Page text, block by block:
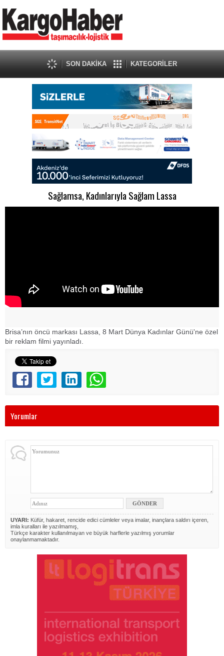
SON DAKİKA KATEGORİLER
Sağlamsa, Kadınlarıyla Sağlam Lassa
Brisa’nın öncü markası Lassa, 8 Mart Dünya Kadınlar Günü'ne özel
bir reklam filmi yayınladı.
Yorumlar
UYARI: Küfür, hakaret, rencide edici cümleler veya imalar, inançlara saldırı içeren,
imla kuralları ile yazılmamış,
Türkçe karakter kullanılmayan ve büyük harflerle yazılmış yorumlar
onaylanmamaktadır.